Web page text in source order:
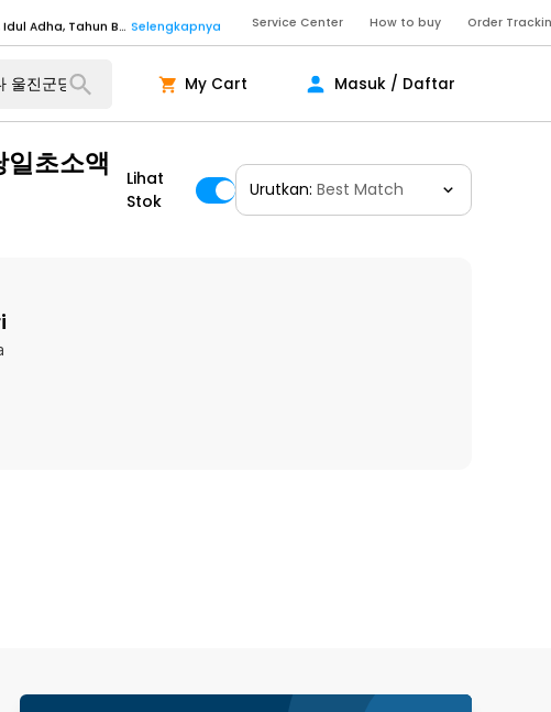
Selengkapnya
Selengkapnya
Service Center How to buy Order
My Cart Masuk / Daftar
초소액
Lihat
Stok
Urutkan: Best Match